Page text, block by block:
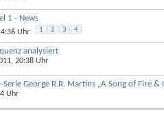
1 - News
Uhr 1 2 3 4
analysiert
20:38 Uhr
George R.R. Martins „A Song of Fire &
Uhr